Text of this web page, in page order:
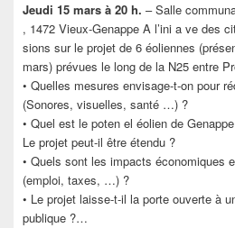
Jeudi 15 mars à 20 h. – Salle
, 1472 Vieux-Genappe A l’ini a ve des
sions sur le projet de 6 éoliennes
mars) prévues le long de la N25 entre
• Quelles mesures envisage-t-on pour
(Sonores, visuelles, santé …) ?
• Quel est le poten el éolien de
Le projet peut-il être étendu ?
• Quels sont les impacts économiques
(emploi, taxes, …) ?
• Le projet laisse-t-il la porte ouverte à
publique ?…